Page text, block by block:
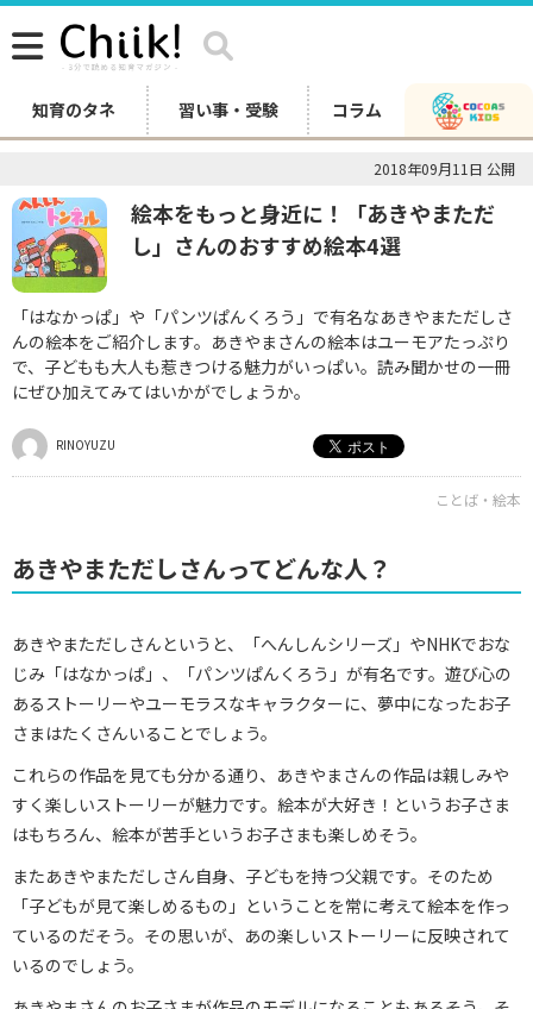
知育のタネ 習い事・受験 コラム
2018年09月11日 公開
絵本をもっと身近に！「あきやまただ
し」さんのおすすめ絵本4選
「はなかっぱ」や「パンツぱんくろう」で有名なあきやまただしさ
んの絵本をご紹介します。あきやまさんの絵本はユーモアたっぷり
で、子どもも大人も惹きつける魅力がいっぱい。読み聞かせの一冊
にぜひ加えてみてはいかがでしょうか。
RINOYUZU
ことば・絵本
あきやまただしさんってどんな人？
あきやまただしさんというと、「へんしんシリーズ」やNHKでおな
じみ「はなかっぱ」、「パンツぱんくろう」が有名です。遊び心の
あるストーリーやユーモラスなキャラクターに、夢中になったお子
さまはたくさんいることでしょう。
これらの作品を見ても分かる通り、あきやまさんの作品は親しみや
すく楽しいストーリーが魅力です。絵本が大好き！というお子さま
はもちろん、絵本が苦手というお子さまも楽しめそう。
またあきやまただしさん自身、子どもを持つ父親です。そのため
「子どもが見て楽しめるもの」ということを常に考えて絵本を作っ
ているのだそう。その思いが、あの楽しいストーリーに反映されて
いるのでしょう。